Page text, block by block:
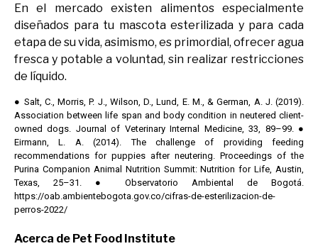
En el mercado existen alimentos especialmente
diseñados para tu mascota esterilizada y para cada
etapa de su vida, asimismo, es primordial, ofrecer agua
fresca y potable a voluntad, sin realizar restricciones
de líquido.
● Salt, C., Morris, P. J., Wilson, D., Lund, E. M., & German, A. J. (2019).
Association between life span and body condition in neutered client-
owned dogs. Journal of Veterinary Internal Medicine, 33, 89–99. ●
Eirmann, L. A. (2014). The challenge of providing feeding
recommendations for puppies after neutering. Proceedings of the
Purina Companion Animal Nutrition Summit: Nutrition for Life, Austin,
Texas, 25–31. ● Observatorio Ambiental de Bogotá.
https://oab.ambientebogota.gov.co/cifras-de-esterilizacion-de-
perros-2022/
Acerca de Pet Food Institute